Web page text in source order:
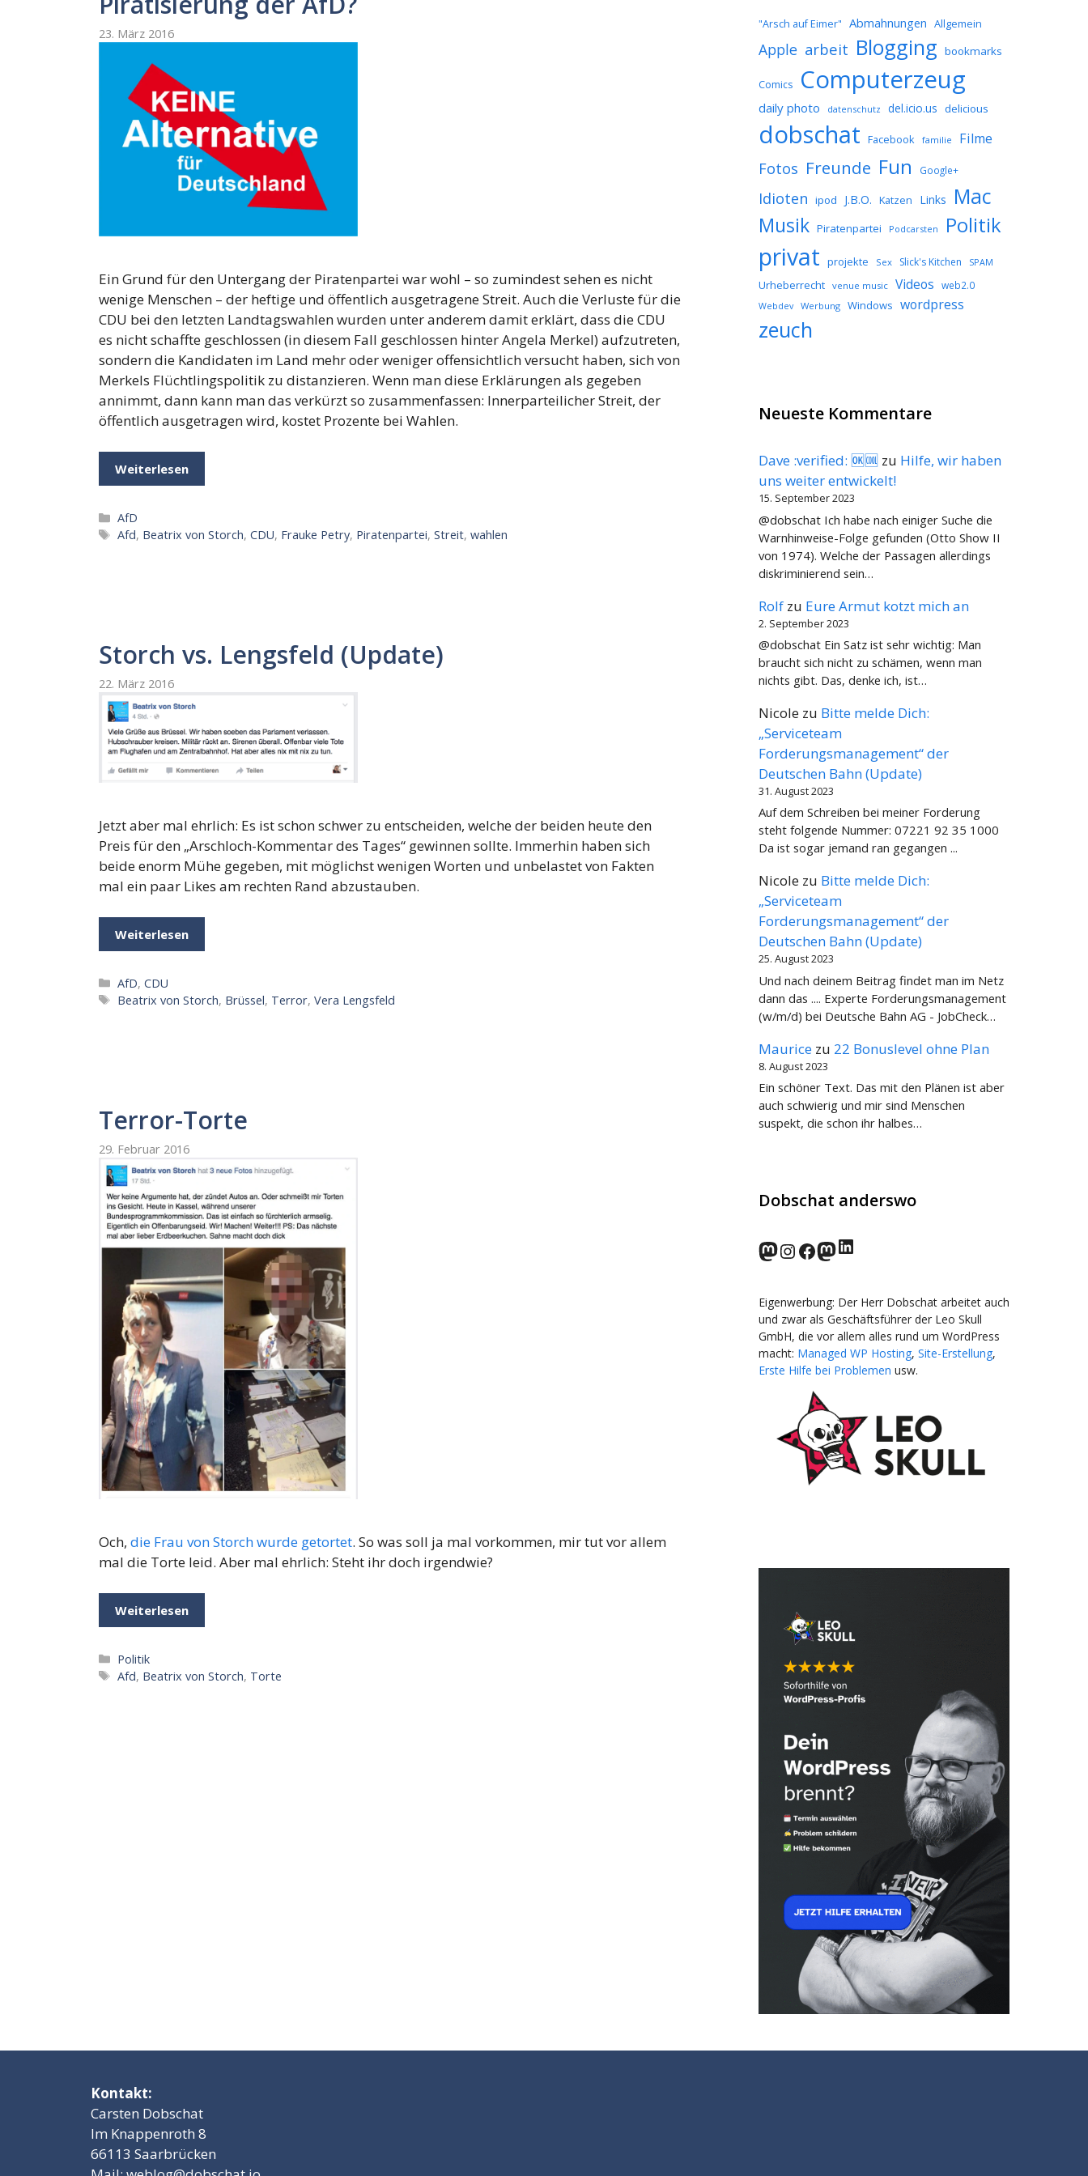
23. März 2016
Ein Grund für den Untergang der Piratenpartei war wohl – so zumindest sehen es nicht
wenige Menschen – der heftige und öffentlich ausgetragene Streit. Auch die Verluste für die
CDU bei den letzten Landtagswahlen wurden unter anderem damit erklärt, dass die CDU
es nicht schaffte geschlossen (in diesem Fall geschlossen hinter Angela Merkel) aufzutreten,
sondern die Kandidaten im Land mehr oder weniger offensichtlich versucht haben, sich von
Merkels Flüchtlingspolitik zu distanzieren. Wenn man diese Erklärungen als gegeben
annimmt, dann kann man das verkürzt so zusammenfassen: Innerparteilicher Streit, der
öffentlich ausgetragen wird, kostet Prozente bei Wahlen.
Weiterlesen
Kategorien
AfD
Schlagwörter
Afd, Beatrix von Storch,CDU, Frauke Petry, Piratenpartei,Streit,wahlen
Storch vs. Lengsfeld (Update)
22. März 2016
Jetzt aber mal ehrlich: Es ist schon schwer zu entscheiden, welche der beiden heute den
Preis für den „Arschloch-Kommentar des Tages“ gewinnen sollte. Immerhin haben sich
beide enorm Mühe gegeben, mit möglichst wenigen Worten und unbelastet von Fakten
mal ein paar Likes am rechten Rand abzustauben.
Weiterlesen
Kategorien
AfD,CDU
Schlagwörter
Beatrix von Storch, Brüssel, Terror,Vera Lengsfeld
Terror-Torte
29. Februar 2016
Och, die Frau von Storch wurde getortet. So was soll ja mal vorkommen, mir tut vor allem
mal die Torte leid. Aber mal ehrlich: Steht ihr doch irgendwie?
Weiterlesen
Kategorien
Politik
Schlagwörter
Afd, Beatrix von Storch, Torte
"Arsch auf Eimer" Abmahnungen Allgemein
Apple arbeit Blogging bookmarks
Comics Computerzeug
daily photo datenschutz del.icio.us delicious
dobschat Facebook familie Filme
Fotos Freunde Fun Google+
Idioten ipod J.B.O. Katzen Links Mac
Musik Piratenpartei Podcarsten Politik
privat projekte Sex Slick's Kitchen SPAM
Urheberrecht venue music Videos web2.0
Webdev Werbung Windows wordpress
zeuch
Neueste Kommentare
Dave :verified: 🆗🆒 zu Hilfe, wir haben
uns weiter entwickelt!
15. September 2023
@dobschat Ich habe nach einiger Suche die
Warnhinweise-Folge gefunden (Otto Show II
von 1974). Welche der Passagen allerdings
diskriminierend sein…
Rolf zu Eure Armut kotzt mich an
2. September 2023
@dobschat Ein Satz ist sehr wichtig: Man
braucht sich nicht zu schämen, wenn man
nichts gibt. Das, denke ich, ist…
Nicole zu Bitte melde Dich:
„Serviceteam
Forderungsmanagement“ der
Deutschen Bahn (Update)
31. August 2023
Auf dem Schreiben bei meiner Forderung
steht folgende Nummer: 07221 92 35 1000
Da ist sogar jemand ran gegangen ...
Nicole zu Bitte melde Dich:
„Serviceteam
Forderungsmanagement“ der
Deutschen Bahn (Update)
25. August 2023
Und nach deinem Beitrag findet man im Netz
dann das .... Experte Forderungsmanagement
(w/m/d) bei Deutsche Bahn AG - JobCheck…
Maurice zu 22 Bonuslevel ohne Plan
8. August 2023
Ein schöner Text. Das mit den Plänen ist aber
auch schwierig und mir sind Menschen
suspekt, die schon ihr halbes…
Dobschat anderswo
norden.social
Instagram
Facebook
wp-punks.social
LinkedIn
Eigenwerbung: Der Herr Dobschat arbeitet auch
und zwar als Geschäftsführer der Leo Skull
GmbH, die vor allem alles rund um WordPress
macht: Managed WP Hosting, Site-Erstellung,
Erste Hilfe bei Problemen usw.
Kontakt:
Carsten Dobschat
Im Knappenroth 8
66113 Saarbrücken